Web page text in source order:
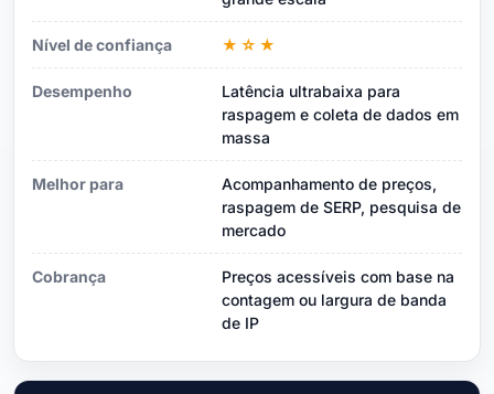
Nível de confiança ★☆★
Desempenho
Latência ultrabaixa para
raspagem e coleta de dados em
massa
Melhor para
Acompanhamento de preços,
raspagem de SERP, pesquisa de
mercado
Cobrança
Preços acessíveis com base na
contagem ou largura de banda
de IP